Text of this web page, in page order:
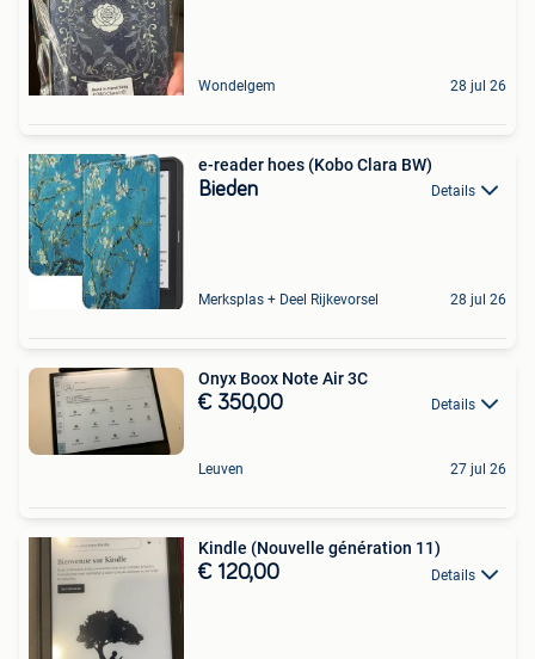
Wondelgem 28 jul 26
e-reader hoes (Kobo Clara BW)
Bieden Details
Merksplas + Deel Rijkevorsel 28 jul 26
Onyx Boox Note Air 3C
€ 350,00 Details
Leuven 27 jul 26
Kindle (Nouvelle génération 11)
€ 120,00 Details